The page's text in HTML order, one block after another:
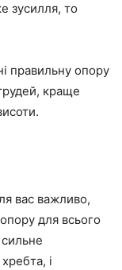
зусилля, то
правильну опору
краще
вас важливо,
для всього
і